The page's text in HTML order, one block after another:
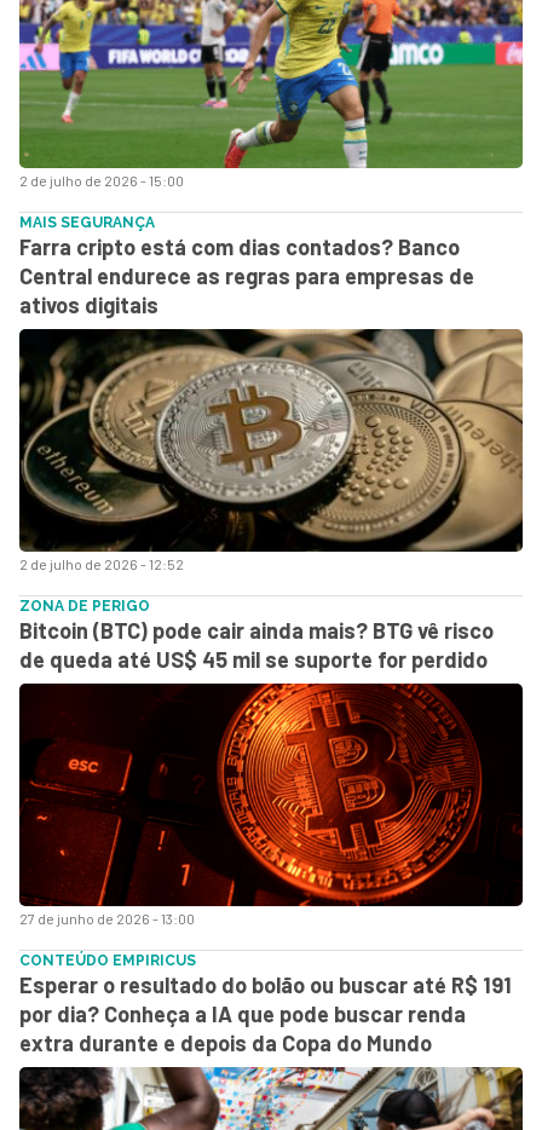
2 de julho de 2026 - 15:00
2 de julho de 2026 - 12:52
MAIS SEGURANÇA
Farra cripto está com dias contados? Banco
Central endurece as regras para empresas de
ativos digitais
27 de junho de 2026 - 13:00
ZONA DE PERIGO
Bitcoin (BTC) pode cair ainda mais? BTG vê risco
de queda até US$ 45 mil se suporte for perdido
CONTEÚDO EMPIRICUS
Esperar o resultado do bolão ou buscar até R$ 191
por dia? Conheça a IA que pode buscar renda
extra durante e depois da Copa do Mundo